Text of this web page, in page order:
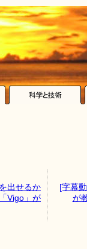
出せるか
Vigo」が
[字幕
が